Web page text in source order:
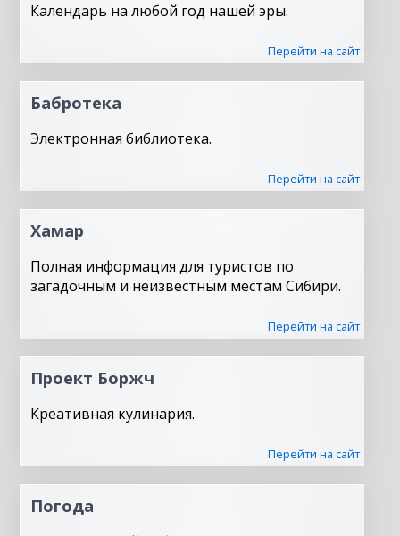
Календарь на любой год нашей эры.
Перейти на сайт
Бабротека
Электронная библиотека.
Перейти на сайт
Хамар
Полная информация для туристов по
загадочным и неизвестным местам Сибири.
Перейти на сайт
Проект Боржч
Креативная кулинария.
Перейти на сайт
Погода